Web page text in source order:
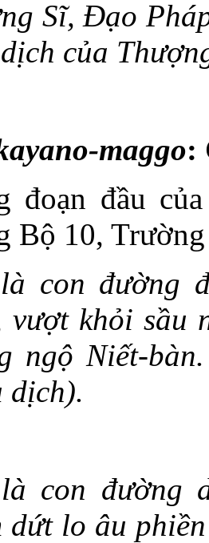
Sĩ, Đạo
của
maggo:
đoạn đầu
Bộ 10,
con đường
vượt khỏi sầu
ngộ Niết-
dịch).
con đường
dứt lo âu